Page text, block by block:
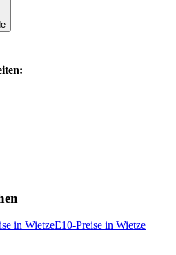
in WietzeE10-Preise in Wietze